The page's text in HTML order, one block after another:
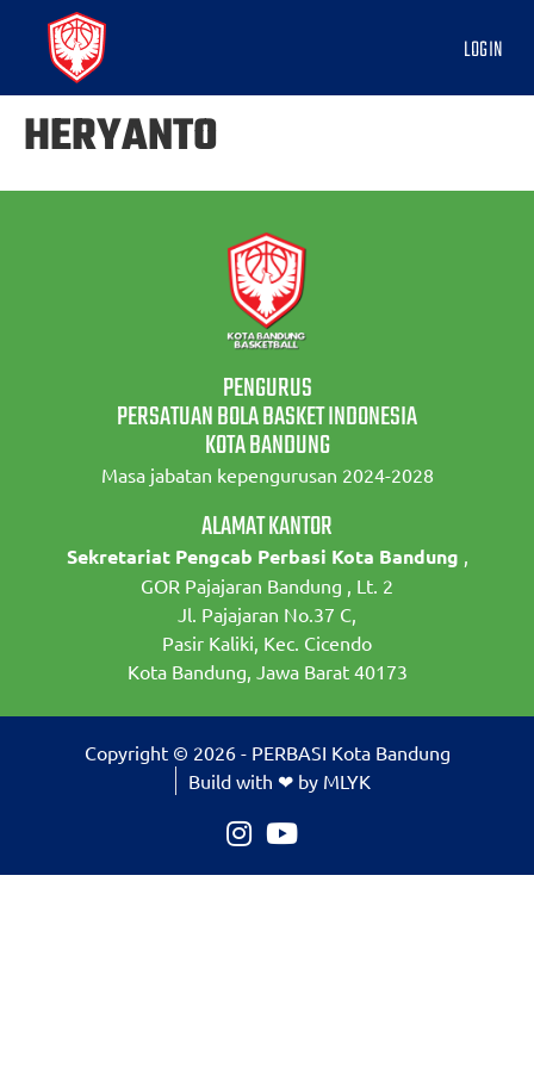
LOGIN
HERYANTO
PENGURUS
PERSATUAN BOLA BASKET INDONESIA
KOTA BANDUNG
Masa jabatan kepengurusan 2024-2028
ALAMAT KANTOR
Sekretariat Pengcab Perbasi Kota Bandung ,
GOR Pajajaran Bandung , Lt. 2
Jl. Pajajaran No.37 C,
Pasir Kaliki, Kec. Cicendo
Kota Bandung, Jawa Barat 40173
Copyright © 2026 - PERBASI Kota Bandung
Build with ❤ by MLYK